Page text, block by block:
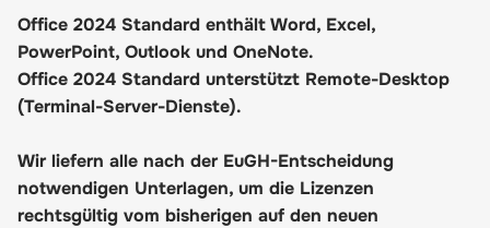
Office 2024 Standard enthält Word, Excel,
PowerPoint, Outlook und OneNote.
Office 2024 Standard unterstützt Remote-Desktop
(Terminal-Server-Dienste).
Wir liefern alle nach der EuGH-Entscheidung
notwendigen Unterlagen, um die Lizenzen
rechtsgültig vom bisherigen auf den neuen